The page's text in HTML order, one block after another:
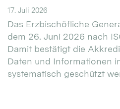
17. Juli 2026
Das Erzbischöfliche
dem 26. Juni 2026 nach
Damit bestätigt die
Daten und Informationen
systematisch geschützt